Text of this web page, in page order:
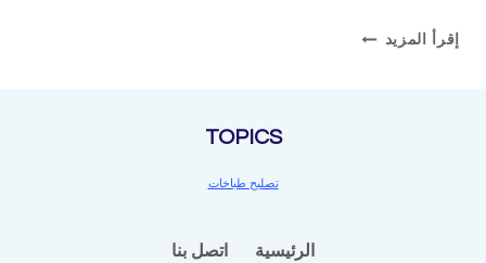
إقرأ المزيد تصليح
TOPICS
تصليح طباخات
الرئيسية اتصل بنا